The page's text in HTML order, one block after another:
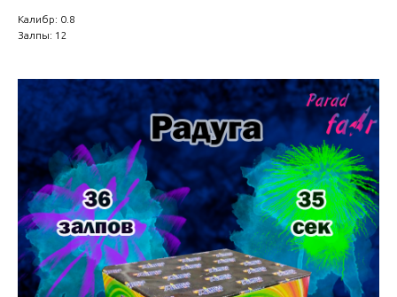
Калибр: 0.8
Залпы: 12